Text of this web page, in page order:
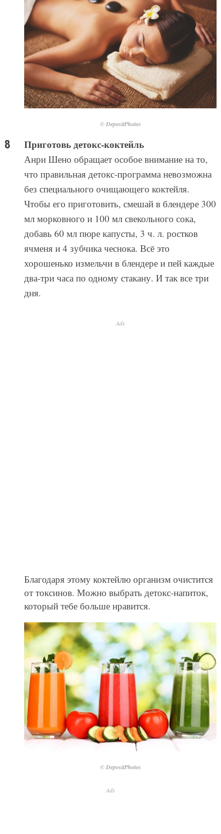
© DepositPhotos
Приготовь детокс-коктейль
Анри Шено обращает особое внимание на то,
что правильная детокс-программа невозможна
без специального очищающего коктейля.
Чтобы его приготовить, смешай в блендере 300
мл морковного и 100 мл свекольного сока,
добавь 60 мл пюре капусты, 3 ч. л. ростков
ячменя и 4 зубчика чеснока. Всё это
хорошенько измельчи в блендере и пей каждые
два-три часа по одному стакану. И так все три
дня.
Ads
Благодаря этому коктейлю организм очистится
от токсинов. Можно выбрать детокс-напиток,
который тебе больше нравится.
© DepositPhotos
Ads